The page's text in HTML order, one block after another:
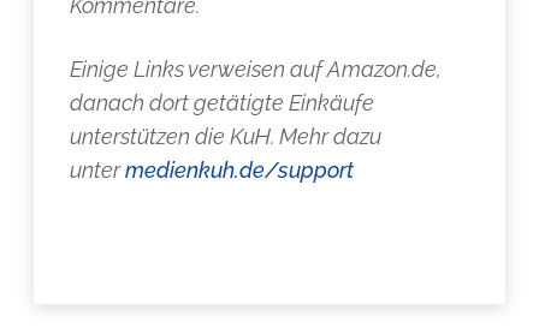
Kommentare.
Einige Links verweisen auf Amazon.de,
danach dort getätigte Einkäufe
unterstützen die KuH. Mehr dazu
untermedienkuh.de/support